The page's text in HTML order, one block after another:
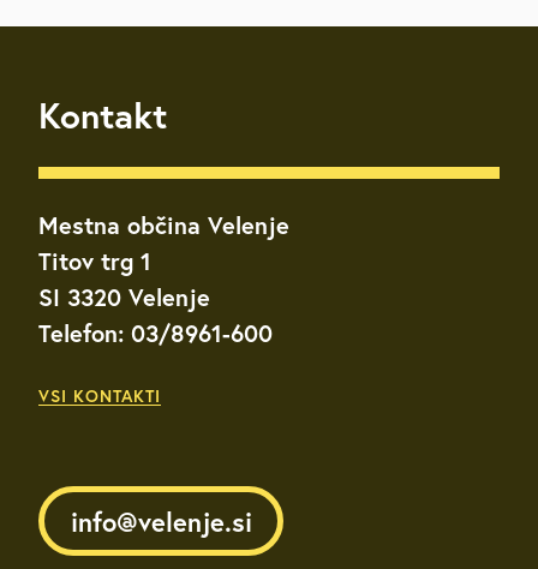
Kontakt
Mestna občina Velenje
Titov trg 1
SI 3320 Velenje
Telefon: 03/8961-600
VSI KONTAKTI
info@velenje.si